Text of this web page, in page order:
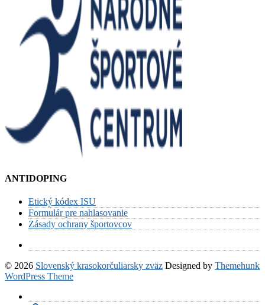
ANTIDOPING
Etický kódex ISU
Formulár pre nahlasovanie
Zásady ochrany športovcov
© 2026 Slovenský krasokorčuliarsky zväz Designed by Themehunk
WordPress Theme